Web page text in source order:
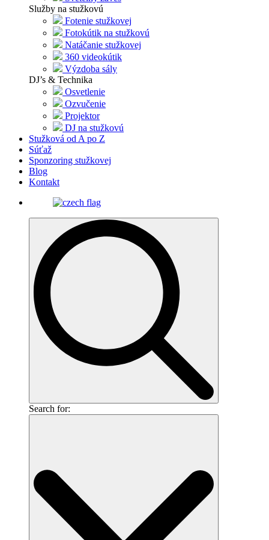
Služby na stužkovú
Fotenie stužkovej
Fotokútik na stužkovú
Natáčanie stužkovej
360 videokútik
Výzdoba sály
DJ’s & Technika
Osvetlenie
Ozvučenie
Projektor
DJ na stužkovú
Stužková od A po Z
Súťaž
Sponzoring stužkovej
Blog
Kontakt
Search for: